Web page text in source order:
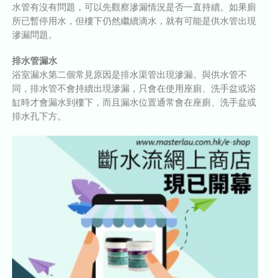
水管有沒有問題，可以先觀察滲漏情況是否一直持續。如果廁
所已暫停用水，但樓下仍然繼續滴水，就有可能是供水管出現
滲漏問題。
排水管漏水
浴室漏水第二個常見原因是排水渠管出現滲漏。與供水管不
同，排水管不會持續出現滲漏，只會在使用座廁、洗手盆或浴
缸時才會漏水到樓下，而且漏水位置通常會在座廁、洗手盆或
排水孔下方。